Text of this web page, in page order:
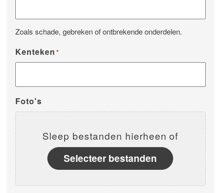
Zoals schade, gebreken of ontbrekende onderdelen.
Kenteken *
Foto's
Sleep bestanden hierheen of
Selecteer bestanden